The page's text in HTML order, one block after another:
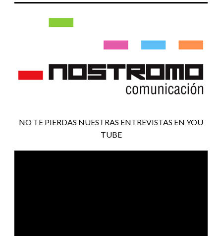
NO TE PIERDAS NUESTRAS ENTREVISTAS EN YOU
TUBE